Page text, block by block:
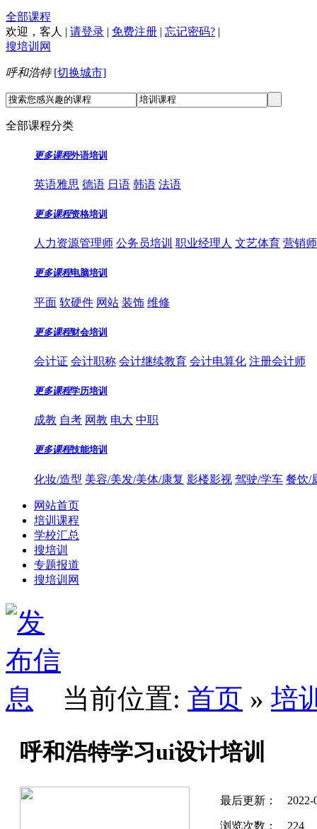
全部课程
欢迎， 客人 | 请登录 | 免费注册 | 忘记密码? |
搜培训网
呼和浩特 [切换城市]
全部课程分类
更多课程外语培训
英语雅思 德语 日语 韩语 法语
更多课程资格培训
人力资源管理师 公务员培训 职业经理人 文艺体育 营销
更多课程电脑培训
平面 软硬件 网站 装饰 维修
更多课程财会培训
会计证 会计职称 会计继续教育 会计电算化 注册会计师
更多课程学历培训
成教 自考 网教 电大 中职
更多课程技能培训
化妆/造型 美容/美发/美体/康复 影楼影视 驾驶/学车 餐饮/
网站首页
培训课程
学校汇总
搜培训
专题报道
搜培训网
当前位置: 首页 » 培
呼和浩特学习ui设计培训
最后更新： 2022-
浏览次数： 224